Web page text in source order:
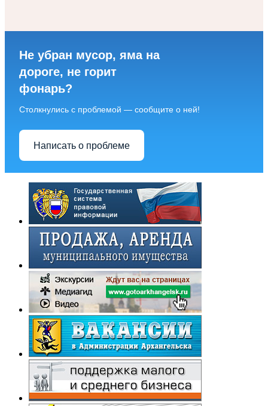
Не убран мусор, яма на
дороге, не горит
фонарь?
Столкнулись с проблемой — сообщите о ней!
Написать о проблеме